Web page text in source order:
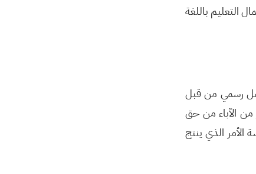
التعليم باللغة
عمل رسمي من قبل
من الآباء من حق
الأمر الذي ينتج